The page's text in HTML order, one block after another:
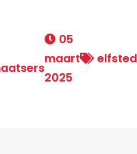
05
maart
2025